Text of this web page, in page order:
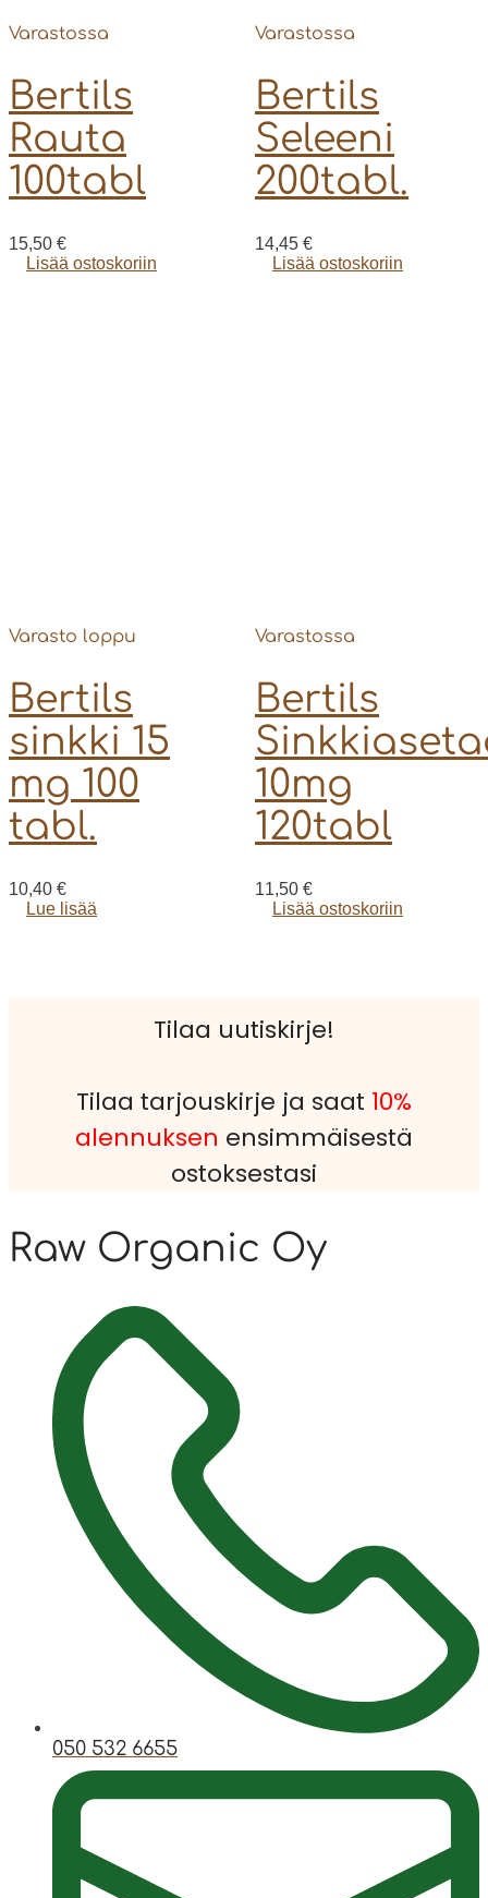
Varastossa
Bertils
Rauta
100tabl
15,50 €
Lisää ostoskoriin
Varastossa
Bertils
Seleeni
200tabl.
14,45 €
Lisää ostoskoriin
Varasto loppu
Bertils
sinkki 15
mg 100
tabl.
10,40 €
Lue lisää
Varastossa
Bertils
10mg
120tabl
11,50 €
Lisää ostoskoriin
Tilaa uutiskirje!
Tilaa tarjouskirje ja saat 10%
alennuksen ensimmäisestä
ostoksestasi
Raw Organic Oy
050 532 6655